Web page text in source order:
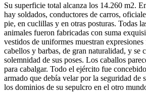
Su superficie total alcanza los 14.260 m2.
hay soldados, conductores de carros,
pie, en cuclillas y en otras posturas. Todas
animales fueron fabricadas con suma
vestidos de uniformes muestran
cabellos y barbas, de gran naturalidad, y se
solemnidad de sus poses. Los caballos
para cabalgar. Todo el ejército fue
armado que debía velar por la seguridad de
los dominios de su sepulcro en el otro